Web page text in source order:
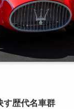
す歴代名車群